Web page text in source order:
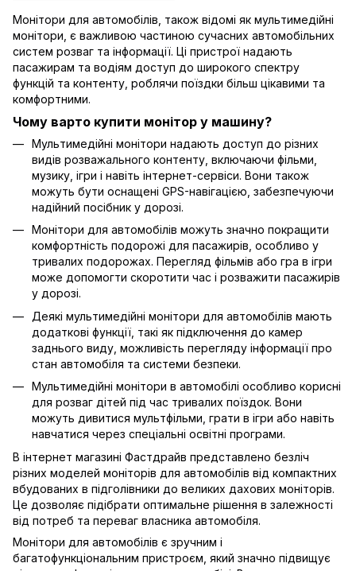
Монітори для автомобілів, також відомі як мультимедійні
монітори, є важливою частиною сучасних автомобільних
систем розваг та інформації. Ці пристрої надають
пасажирам та водіям доступ до широкого спектру
функцій та контенту, роблячи поїздки більш цікавими та
комфортними.
Чому варто купити монітор у машину?
Мультимедійні монітори надають доступ до різних
видів розважального контенту, включаючи фільми,
музику, ігри і навіть інтернет-сервіси. Вони також
можуть бути оснащені GPS-навігацією, забезпечуючи
надійний посібник у дорозі.
Монітори для автомобілів можуть значно покращити
комфортність подорожі для пасажирів, особливо у
тривалих подорожах. Перегляд фільмів або гра в ігри
може допомогти скоротити час і розважити пасажирів
у дорозі.
Деякі мультимедійні монітори для автомобілів мають
додаткові функції, такі як підключення до камер
заднього виду, можливість перегляду інформації про
стан автомобіля та системи безпеки.
Мультимедійні монітори в автомобілі особливо корисні
для розваг дітей під час тривалих поїздок. Вони
можуть дивитися мультфільми, грати в ігри або навіть
навчатися через спеціальні освітні програми.
В інтернет магазині Фастдрайв представлено безліч
різних моделей моніторів для автомобілів від компактних
вбудованих в підголівники до великих дахових моніторів.
Це дозволяє підібрати оптимальне рішення в залежності
від потреб та переваг власника автомобіля.
Монітори для автомобілів є зручним і
багатофункціональним пристроєм, який значно підвищує